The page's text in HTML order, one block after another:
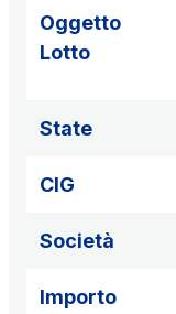
Oggetto
Lotto
State
CIG
Società
Importo